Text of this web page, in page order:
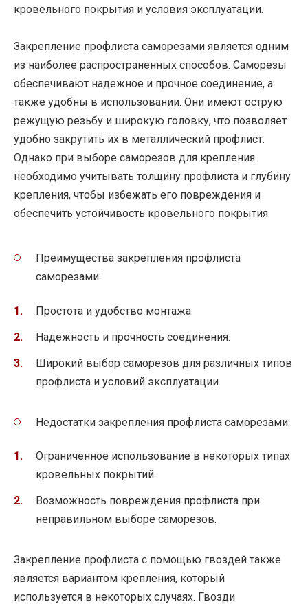
кровельного покрытия и условия эксплуатации.
Закрепление профлиста саморезами является одним
из наиболее распространенных способов. Саморезы
обеспечивают надежное и прочное соединение, а
также удобны в использовании. Они имеют острую
режущую резьбу и широкую головку, что позволяет
удобно закрутить их в металлический профлист.
Однако при выборе саморезов для крепления
необходимо учитывать толщину профлиста и глубину
крепления, чтобы избежать его повреждения и
обеспечить устойчивость кровельного покрытия.
Преимущества закрепления профлиста
саморезами:
Простота и удобство монтажа.
Надежность и прочность соединения.
Широкий выбор саморезов для различных типов
профлиста и условий эксплуатации.
Недостатки закрепления профлиста саморезами:
Ограниченное использование в некоторых типах
кровельных покрытий.
Возможность повреждения профлиста при
неправильном выборе саморезов.
Закрепление профлиста с помощью гвоздей также
является вариантом крепления, который
используется в некоторых случаях. Гвозди